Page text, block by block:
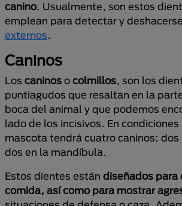
canino. Usualmente, son estos
emplean para detectar y
externos.
Caninos
Los caninos o colmillos, son los
puntiagudos que resaltan en la
boca del animal y que podemos
lado de los incisivos. En
mascota tendrá cuatro caninos: dos
dos en la mandíbula.
Estos dientes están diseñados para
comida, así como para mostrar